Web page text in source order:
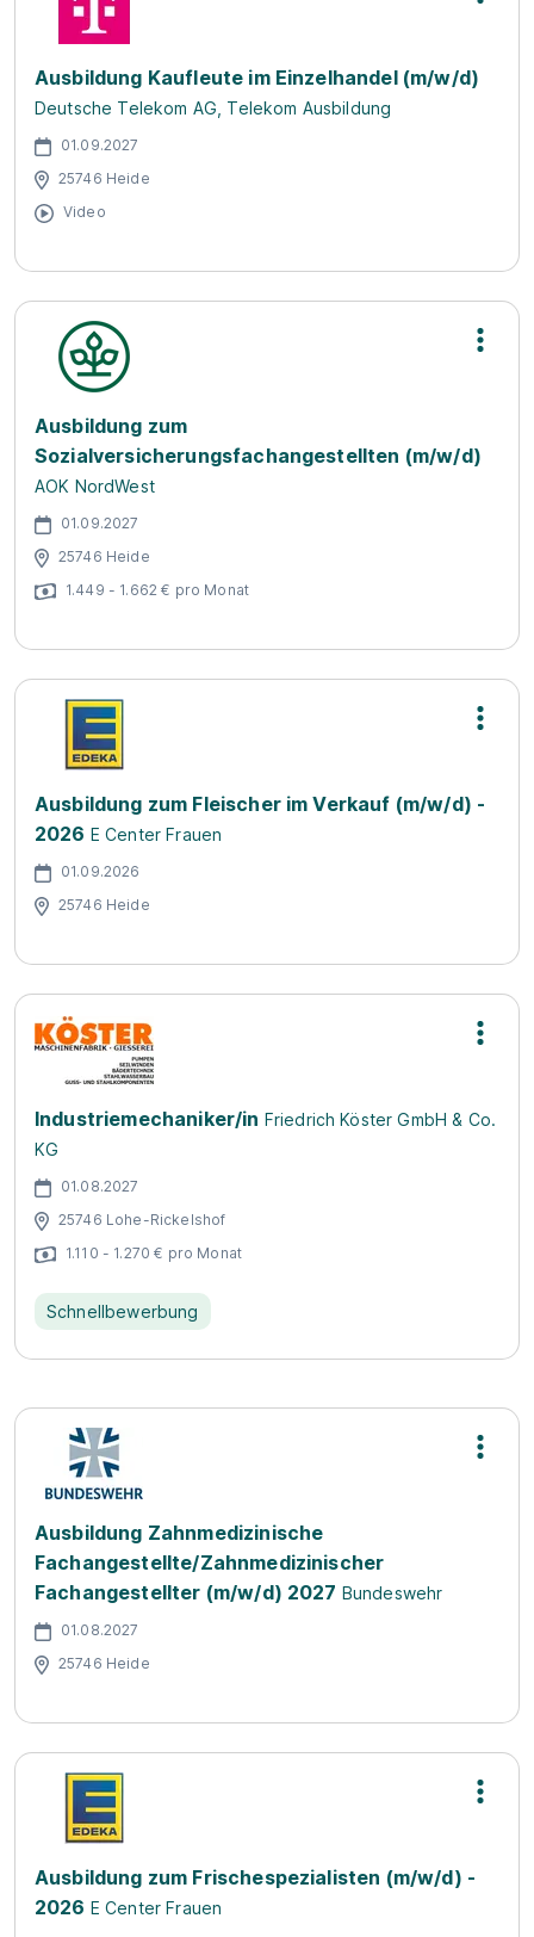
Ausbildung Kaufleute im Einzelhandel (m/w/d)
Deutsche Telekom AG, Telekom Ausbildung
01.09.2027
25746 Heide
Video
Ausbildung zum
Sozialversicherungsfachangestellten (m/w/d)
AOK NordWest
01.09.2027
25746 Heide
1.449 - 1.662 € pro Monat
Ausbildung zum Fleischer im Verkauf (m/w/d) -
2026 E Center Frauen
01.09.2026
25746 Heide
Industriemechaniker/in Friedrich Köster GmbH & Co.
KG
01.08.2027
25746 Lohe-Rickelshof
1.110 - 1.270 € pro Monat
Schnellbewerbung
Ausbildung Zahnmedizinische
Fachangestellte/Zahnmedizinischer
Fachangestellter (m/w/d) 2027 Bundeswehr
01.08.2027
25746 Heide
Ausbildung zum Frischespezialisten (m/w/d) -
2026 E Center Frauen